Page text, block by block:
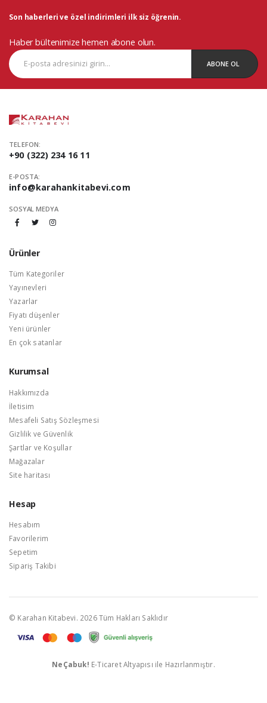
Son haberleri ve özel indirimleri ilk siz öğrenin.
Haber bültenimize hemen abone olun.
ABONE OL
TELEFON:
+90 (322) 234 16 11
E-POSTA:
info@karahankitabevi.com
SOSYAL MEDYA
Ürünler
Tüm Kategoriler
Yayınevleri
Yazarlar
Fiyatı düşenler
Yeni ürünler
En çok satanlar
Kurumsal
Hakkımızda
İletisim
Mesafeli Satış Sözleşmesi
Gizlilik ve Güvenlik
Şartlar ve Koşullar
Mağazalar
Site haritası
Hesap
Hesabım
Favorilerim
Sepetim
Sipariş Takibi
© Karahan Kitabevi. 2026 Tüm Hakları Saklıdır
NeÇabuk! E-Ticaret Altyapısı ile Hazırlanmıştır.